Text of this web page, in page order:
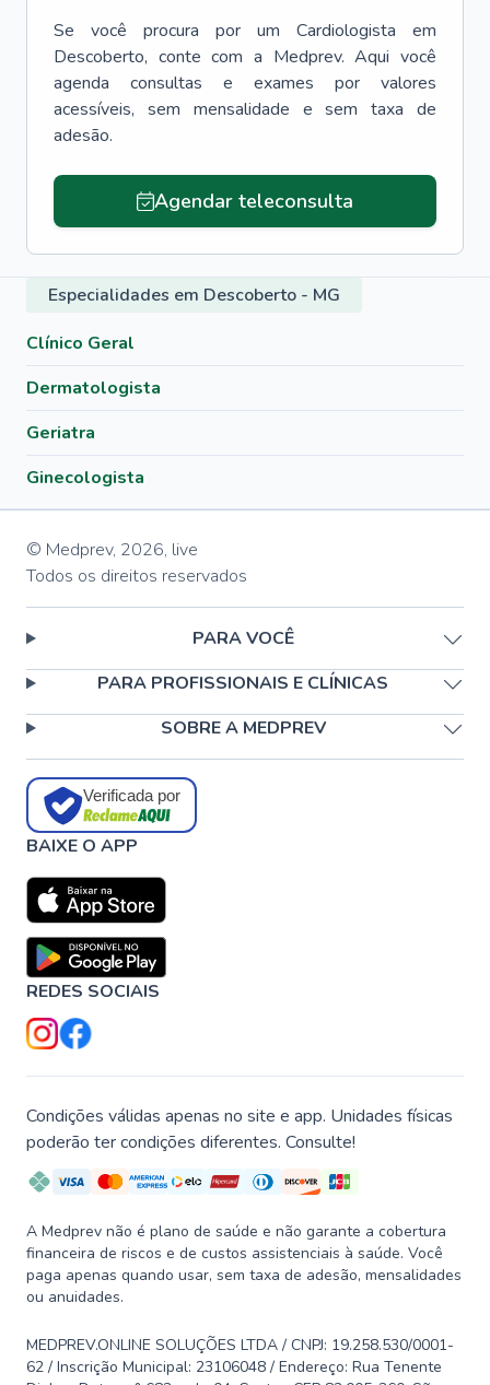
Se você procura por um Cardiologista
em
Descoberto, conte com a Medprev. Aqui você
agenda consultas e exames por valores
acessíveis, sem mensalidade e sem taxa de
adesão.
Agendar teleconsulta
Especialidades em Descoberto - MG
Clínico Geral
Dermatologista
Geriatra
Ginecologista
© Medprev, 2026, live
Todos os direitos reservados
PARA VOCÊ
PARA PROFISSIONAIS E CLÍNICAS
SOBRE A MEDPREV
Verificada por
BAIXE O APP
REDES SOCIAIS
Condições válidas apenas no site e app. Unidades físicas
poderão ter condições diferentes. Consulte!
A Medprev não é plano de saúde e não garante a cobertura
financeira de riscos e de custos assistenciais à saúde. Você
paga apenas quando usar, sem taxa de adesão, mensalidades
ou anuidades.
MEDPREV.ONLINE SOLUÇÕES LTDA / CNPJ: 19.258.530/0001-
62 / Inscrição Municipal: 23106048 / Endereço: Rua Tenente